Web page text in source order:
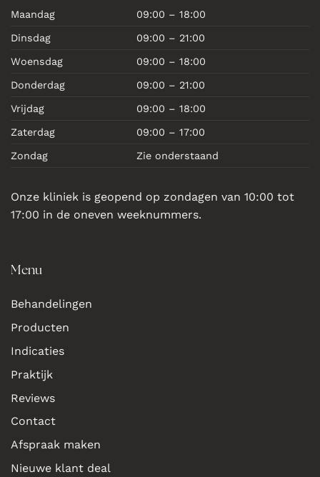
Maandag 09:00 – 18:00
Dinsdag 09:00 – 21:00
Woensdag 09:00 – 18:00
Donderdag 09:00 – 21:00
Vrijdag 09:00 – 18:00
Zaterdag 09:00 – 17:00
Zondag Zie onderstaand
Onze kliniek is geopend op zondagen van 10:00 tot
17:00 in de oneven weeknummers.
Menu
Behandelingen
Producten
Indicaties
Praktijk
Reviews
Contact
Afspraak maken
Nieuwe klant deal